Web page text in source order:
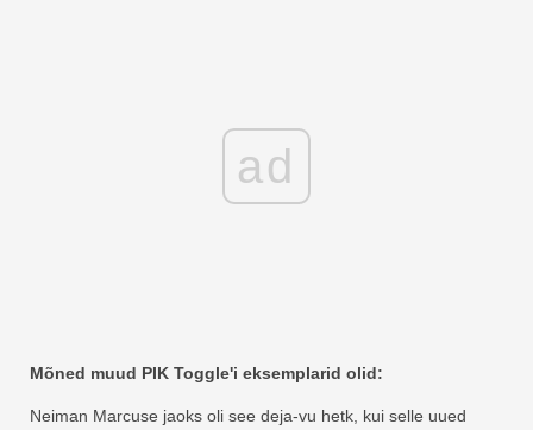
ad
Mõned muud PIK Toggle'i eksemplarid olid:
Neiman Marcuse jaoks oli see deja-vu hetk, kui selle uued